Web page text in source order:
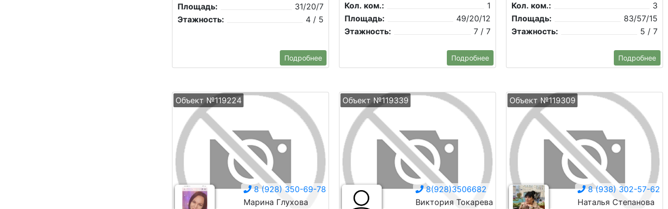
Площадь:
31/20/7
Этажность:
4 / 5
Подробнее
Кол. ком.:
1
Площадь:
49/20/12
Этажность:
7 / 7
Подробнее
Кол. ком.:
3
Площадь:
83/57/15
Этажность:
5 / 7
Подробнее
Объект №119224
8 (928) 350-69-78
Марина Глухова
Объект №119339
8(928)3506682
Виктория Токарева
Объект №119309
8 (938) 302-57-62
Наталья Степанова